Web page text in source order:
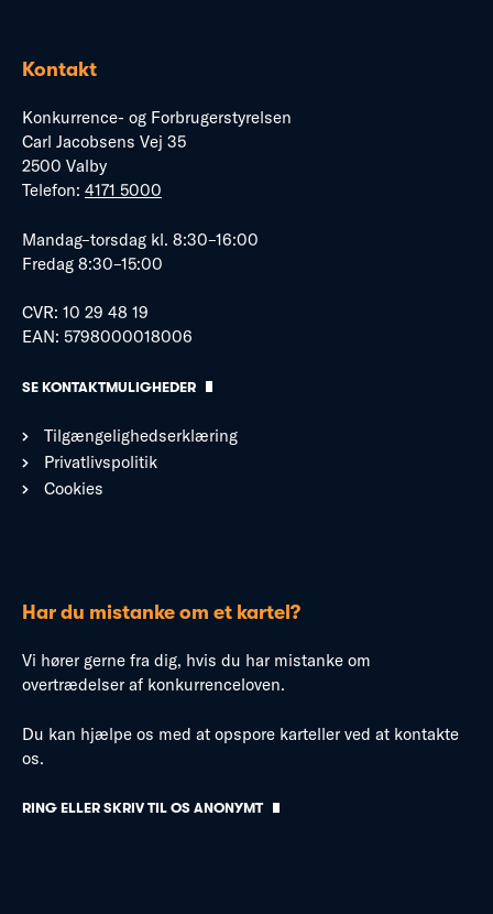
Kontakt
Konkurrence- og Forbrugerstyrelsen
Carl Jacobsens Vej 35
2500 Valby
Telefon: 4171 5000
Mandag–torsdag kl. 8:30–16:00
Fredag 8:30–15:00
CVR: 10 29 48 19
EAN: 5798000018006
SE KONTAKTMULIGHEDER
Tilgængelighedserklæring
Privatlivspolitik
Cookies
Har du mistanke om et kartel?
Vi hører gerne fra dig, hvis du har mistanke om
overtrædelser af konkurrenceloven.
Du kan hjælpe os med at opspore karteller ved at kontakte
os.
RING ELLER SKRIV TIL OS ANONYMT